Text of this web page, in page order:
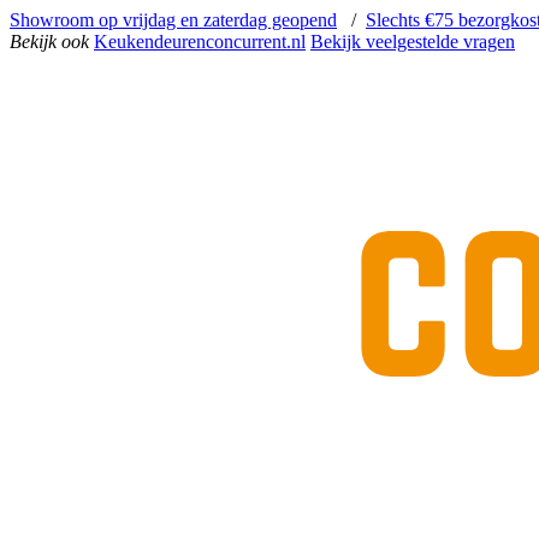
Showroom op vrijdag en zaterdag geopend / Slechts €75
Bekijk ook Keukendeurenconcurrent.nl Bekijk veelgestelde vragen